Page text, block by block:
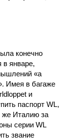
конечно
в январе,
«а
Имея в багаже
и
паспорт WL,
же Италию за
серии WL
звание